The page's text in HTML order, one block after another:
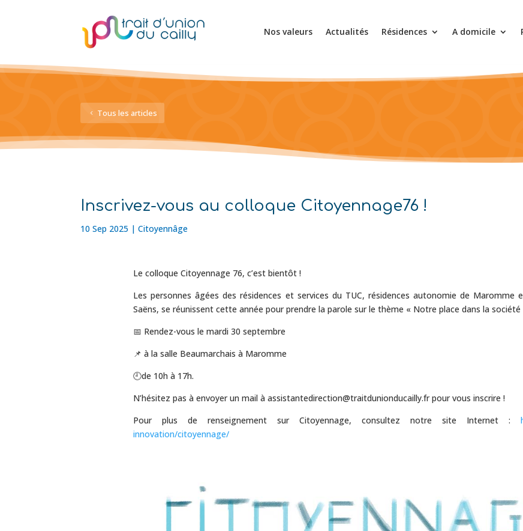
Nos valeurs Actualités Résidences A domicile
Tous les articles
Inscrivez-vous au colloque Citoyennage76 !
10 Sep 2025 |Citoyennâge
Le colloque Citoyennage 76, c’est bientôt !
Les personnes âgées des résidences et services du TUC, résidences autonomie de Maromme
Saëns, se réunissent cette année pour prendre la parole sur le thème « Notre place dans la société
📅 Rendez-vous le mardi 30 septembre
📌 à la salle Beaumarchais à Maromme
🕘de 10h à 17h.
N’hésitez pas à envoyer un mail à assistantedirection@traitdunionducailly.fr pour vous inscrire !
Pour plus de renseignement sur Citoyennage, consultez notre site Internet :
innovation/citoyennage/